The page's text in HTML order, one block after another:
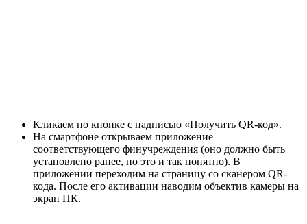
Кликаем по кнопке с надписью «Получить QR-код».
На смартфоне открываем приложение
соответствующего финучреждения (оно должно быть
установлено ранее, но это и так понятно). В
приложении переходим на страницу со сканером QR-
кода. После его активации наводим объектив камеры на
экран ПК.